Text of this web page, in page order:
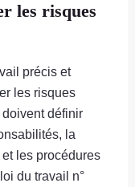
les risques
précis et
les risques
définir
la
les procédures
du travail n°